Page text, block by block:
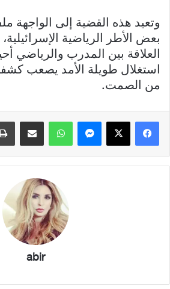
وتعيد هذه القضية إلى الواجهة
بعض الأطر الرياضية
العلاقة بين المدرب والرياضي
استغلال طويلة الأمد يصعب
من الصمت.
فيسبوك X ماسنجر واتساب مشاركة عبر البريد
abir